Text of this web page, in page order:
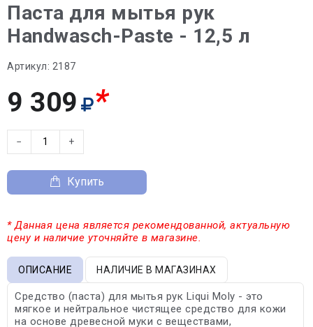
Паста для мытья рук
Handwasch-Paste - 12,5 л
Артикул: 2187
9 309 *
− +
Купить
* Данная цена является рекомендованной, актуальную
цену и наличие уточняйте в магазине.
ОПИСАНИЕ НАЛИЧИЕ В МАГАЗИНАХ
Средство (паста) для мытья рук Liqui Moly - это
мягкое и нейтральное чистящее средство для кожи
на основе древесной муки с веществами,